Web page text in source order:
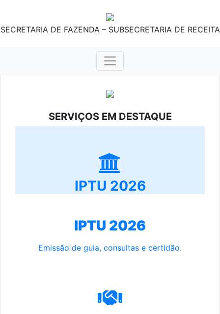
SECRETARIA DE FAZENDA – SUBSECRETARIA DE RECEITA
SERVIÇOS EM DESTAQUE
IPTU 2026
IPTU 2026
Emissão de guia, consultas e certidão.